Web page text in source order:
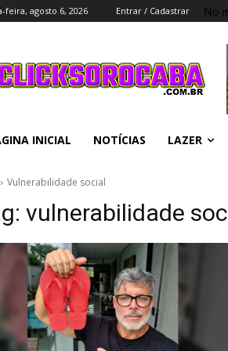
feira, agosto 6, 2026 Entrar / Cadastrar No
INICIAL NOTÍCIAS LAZER
Vulnerabilidade social
vulnerabilidade